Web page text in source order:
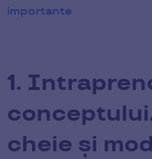
importante
1.
cheie și